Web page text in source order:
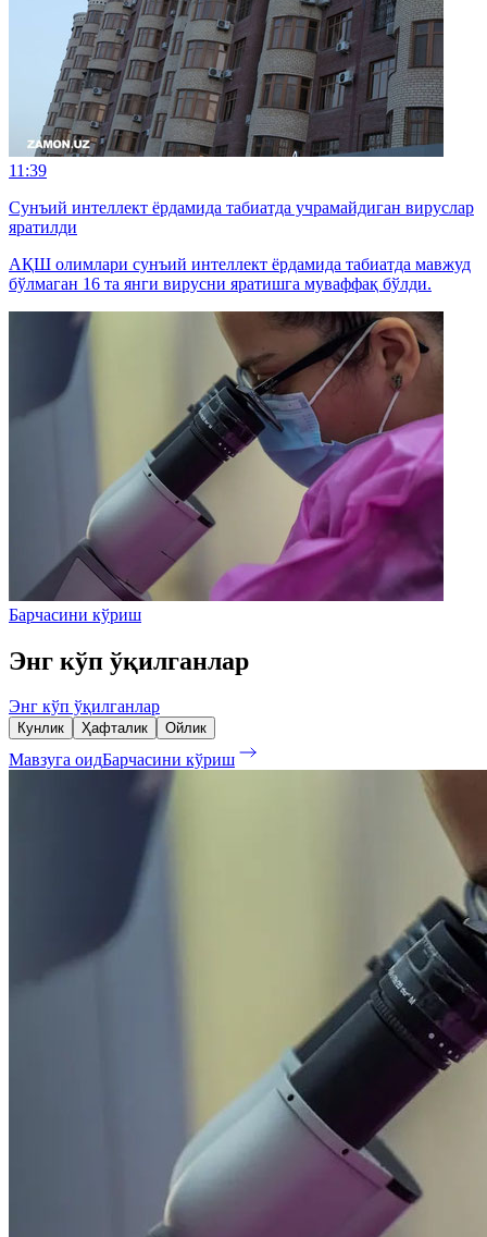
11:39
Сунъий интеллект ёрдамида табиатда учрамайдиган вируслар
яратилди
АҚШ олимлари сунъий интеллект ёрдамида табиатда мавжуд
бўлмаган 16 та янги вирусни яратишга муваффақ бўлди.
Барчасини кўриш
Энг кўп ўқилганлар
Энг кўп ўқилганлар
Кунлик Ҳафталик Ойлик
Мавзуга оидБарчасини кўриш